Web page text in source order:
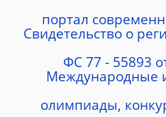
портал
Cвидетельство о
ФС 77 - 55893
Международные
олимпиады,